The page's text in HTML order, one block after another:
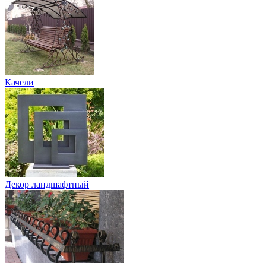
Качели
Декор ландшафтный